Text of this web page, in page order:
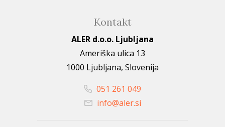
Kontakt
ALER d.o.o. Ljubljana
Ameriška ulica 13
1000 Ljubljana, Slovenija
051 261 049
info@aler.si